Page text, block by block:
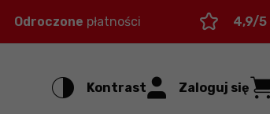
Odroczone płatności 4,9/5
Kontrast Zaloguj się